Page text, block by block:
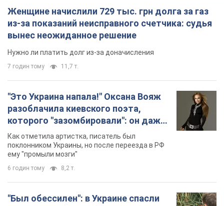
Женщине начислили 729 тыс. грн долга за газ
из-за показаний неисправного счетчика: судья
вынес неожиданное решение
Нужно ли платить долг из-за доначисления
7 годин тому 11,7 т.
"Это Украина напала!" Оксана Вояж
разоблачила киевского поэта,
которого "зазомбировали": он даже
русского не знал, а теперь хочет
геноцида украинцев
Как отметила артистка, писатель был
поклонником Украины, но после переезда в РФ
ему "промыли мозги"
6 годин тому 8,2 т.
"Был обессилен": в Украине спасли